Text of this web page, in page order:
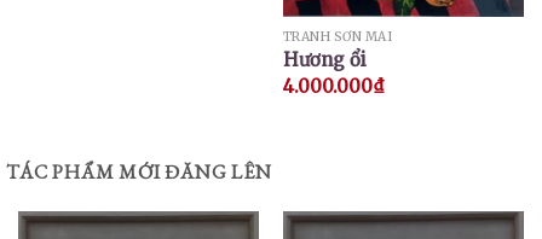
TRANH SƠN MÀI
Hương ổi
4.000.000₫
TÁC PHẨM MỚI ĐĂNG LÊN